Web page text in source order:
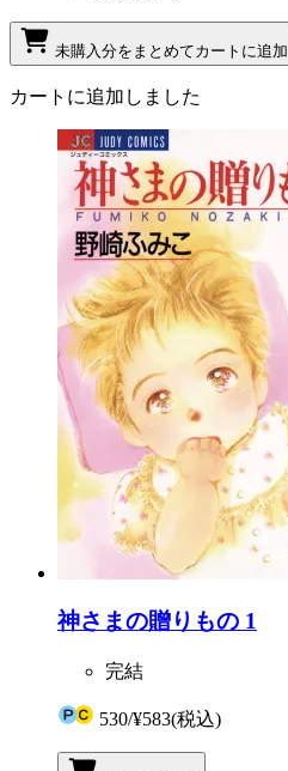
未購入分をまとめてカートに追加
カートに追加しました
神さまの贈りもの 1
完結
530/¥583(税込)